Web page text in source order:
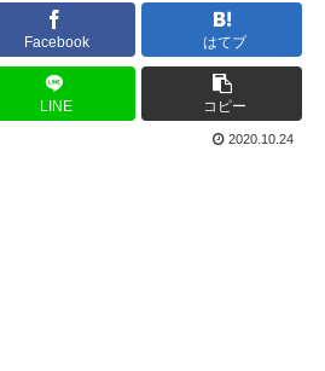
Facebook はてブ
LINE コピー
2020.10.24